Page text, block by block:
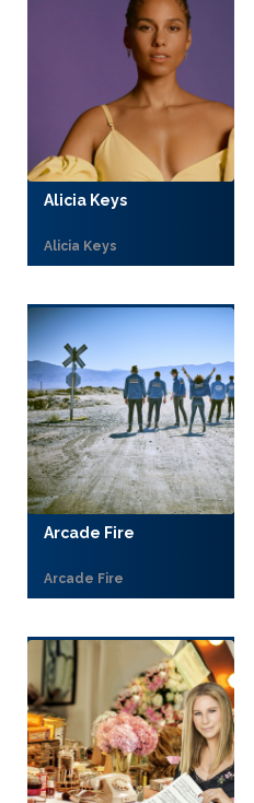
Alicia Keys
Alicia Keys
Arcade Fire
Arcade Fire